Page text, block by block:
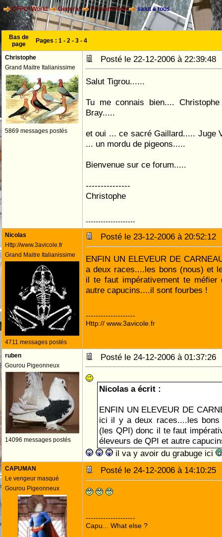
CFPOI World General Présentation salut a tous
Bas de
page
Pages : 1 - 2 - 3 - 4
Christophe
Grand Maitre Italianissime
5869 messages postés
Posté le 22-12-2006 à
Salut Tigrou......
Tu me connais bien....
Bray.....
et oui ... ce sacré Gaillard..... Juge
... un mordu de pigeons.....
Bienvenue sur ce forum.....
---------------
Christophe
--------------------
Nicolas
Http://www.3avicole.fr
Grand Maitre Italianissime
4711 messages postés
Posté le 23-12-2006 à
ENFIN UN ELEVEUR DE
a deux races....les bons (nous) et
il te faut impérativement te
autre capucins....il sont fourbes !
--------------------
Http:// www.3avicole.fr
ruben
Gourou Pigeonneux
14096 messages postés
Posté le 24-12-2006 à
Nicolas a écrit :
ENFIN UN ELEVEUR DE
ici il y a deux races....les
(les QPI) donc il te faut
éleveurs de QPI et autre
il va y avoir du grabuge ici
CAPUMAN
Le vengeur masqué
Gourou Pigeonneux
Posté le 24-12-2006 à
--------------------
Capu... What else ?